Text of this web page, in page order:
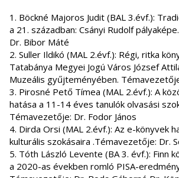
1. Böckné Majoros Judit (BAL 3.évf.):
a 21. században: Csányi Rudolf
Dr. Bibor Máté
2. Suller Ildikó (MAL 2.évf.): Régi, ritka
Tatabánya Megyei Jogú Város József
Muzeális gyűjteményében.
3. Pirosné Pető Tímea (MAL 2.évf.): A
hatása a 11-14 éves tanulók olvasási
Témavezetője: Dr. Fodor János
4. Dirda Orsi (MAL 2.évf.): Az e-könyvek
kulturális szokásaira .Témavezetője: Dr.
5. Tóth László Levente (BA 3. évf.): Finn
a 2020-as években romló PISA-